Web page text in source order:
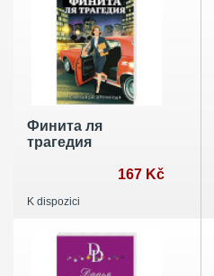
Финита ля
трагедия
167 Kč
K dispozici